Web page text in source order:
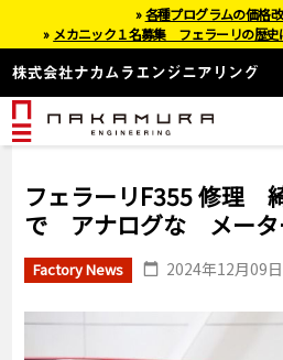
フェラーリF355 修理
で アナログな メー
Factory News 2024年12月09日
»各種プログラムの価格
» メカニック１名募集 フェラーリの歴史